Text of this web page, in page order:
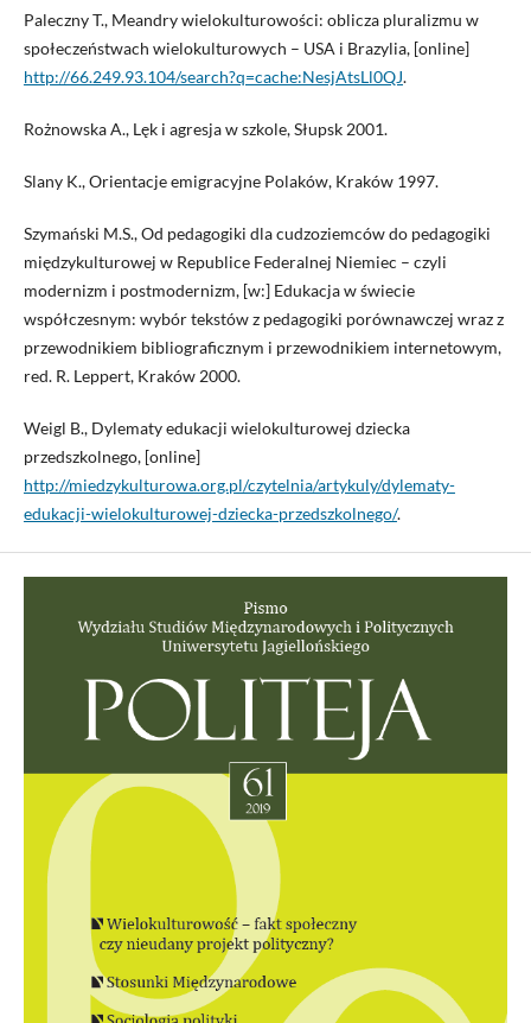
Paleczny T., Meandry wielokulturowości: oblicza pluralizmu w
społeczeństwach wielokulturowych – USA i Brazylia, [online]
http://66.249.93.104/search?q=cache:NesjAtsLl0QJ.
Rożnowska A., Lęk i agresja w szkole, Słupsk 2001.
Slany K., Orientacje emigracyjne Polaków, Kraków 1997.
Szymański M.S., Od pedagogiki dla cudzoziemców do pedagogiki
międzykulturowej w Republice Federalnej Niemiec – czyli
modernizm i postmodernizm, [w:] Edukacja w świecie
współczesnym: wybór tekstów z pedagogiki porównawczej wraz z
przewodnikiem bibliograficznym i przewodnikiem internetowym,
red. R. Leppert, Kraków 2000.
Weigl B., Dylematy edukacji wielokulturowej dziecka
przedszkolnego, [online]
http://miedzykulturowa.org.pl/czytelnia/artykuly/dylematy-
edukacji-wielokulturowej-dziecka-przedszkolnego/.